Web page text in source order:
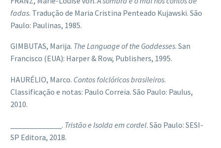
fadas. Tradução de Maria Cristina Penteado Kujawski. São
Paulo: Paulinas, 1985.
GIMBUTAS, Marija. The Language of the Goddesses. San
Francisco (EUA): Harper & Row, Publishers, 1995.
HAURÉLIO, Marco. Contos folclóricos brasileiros.
Classificação e notas: Paulo Correia. São Paulo: Paulus,
2010.
_____________. Tristão e Isolda em cordel. São Paulo: SESI-
SP Editora, 2018.